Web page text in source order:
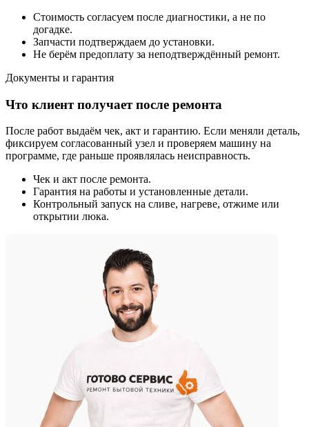
Стоимость согласуем после диагностики, а не по
догадке.
Запчасти подтверждаем до установки.
Не берём предоплату за неподтверждённый ремонт.
Документы и гарантия
Что клиент получает после ремонта
После работ выдаём чек, акт и гарантию. Если меняли деталь,
фиксируем согласованный узел и проверяем машину на
программе, где раньше проявлялась неисправность.
Чек и акт после ремонта.
Гарантия на работы и установленные детали.
Контрольный запуск на сливе, нагреве, отжиме или
открытии люка.